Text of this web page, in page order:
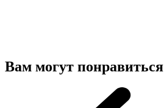
Вам могут понравиться